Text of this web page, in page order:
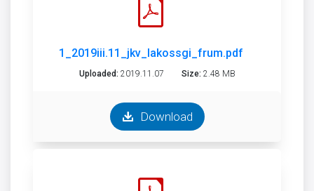
1_2019iii.11_jkv_lakossgi_frum.pdf
Uploaded: 2019.11.07 Size: 2.48 MB
Download